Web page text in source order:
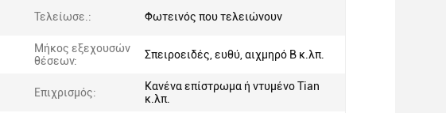
Τελείωσε.: Φωτεινός που τελειώνουν
Μήκος εξεχουσών
θέσεων:
Σπειροειδές, ευθύ, αιχμηρό Β κ.λπ.
Επιχρισμός:
Κανένα επίστρωμα ή ντυμένο Tian
κ.λπ.